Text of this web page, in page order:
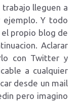
lleguen a
Y todo
el propio blog de
Aclarar
con Twitter y
a cualquier
desde un mail
pero imagino